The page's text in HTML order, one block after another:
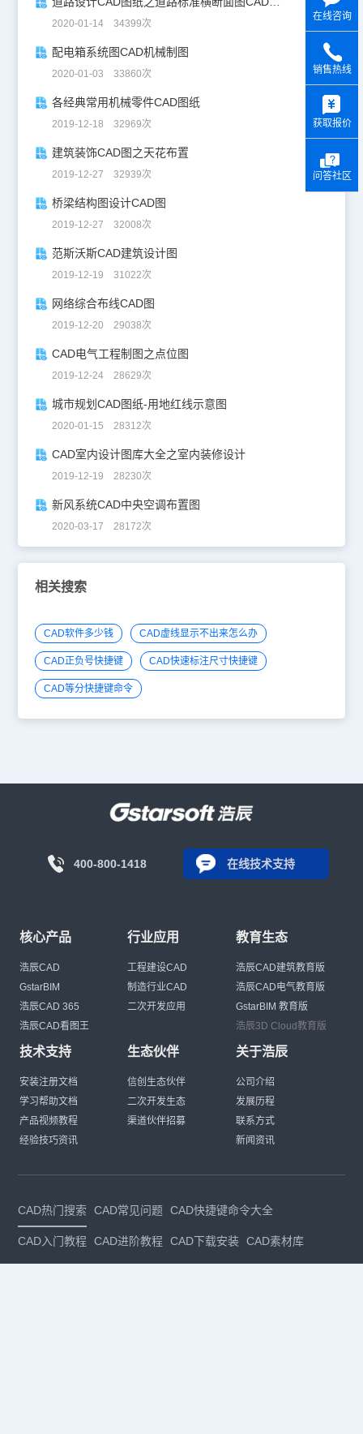
2020-01-14 34399次
配电箱系统图CAD机械制图
2020-01-03 33860次
各经典常用机械零件CAD图纸
2019-12-18 32969次
建筑装饰CAD图之天花布置
2019-12-27 32939次
桥梁结构图设计CAD图
2019-12-27 32008次
范斯沃斯CAD建筑设计图
2019-12-19 31022次
网络综合布线CAD图
2019-12-20 29038次
CAD电气工程制图之点位图
2019-12-24 28629次
城市规划CAD图纸-用地红线示意图
2020-01-15 28312次
CAD室内设计图库大全之室内装修设计
2019-12-19 28230次
新风系统CAD中央空调布置图
2020-03-17 28172次
相关搜索
CAD软件多少钱 CAD虚线显示不出来怎么办
CAD正负号快捷键 CAD快速标注尺寸快捷键
CAD等分快捷键命令
400-800-1418 在线技术支持
核心产品
浩辰CAD
GstarBIM
浩辰CAD 365
浩辰CAD看图王
行业应用
工程建设CAD
制造行业CAD
二次开发应用
教育生态
浩辰CAD建筑教育版
浩辰CAD电气教育版
GstarBIM 教育版
浩辰3D Cloud教育版
技术支持
安装注册文档
学习帮助文档
产品视频教程
经验技巧资讯
生态伙伴
信创生态伙伴
二次开发生态
渠道伙伴招募
关于浩辰
公司介绍
发展历程
联系方式
新闻资讯
CAD热门搜索 CAD常见问题 CAD快捷键命令大全
CAD入门教程 CAD进阶教程 CAD下载安装 CAD素材库
在线咨询
销售热线
获取报价
问答社区